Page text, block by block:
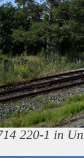
220-1 in